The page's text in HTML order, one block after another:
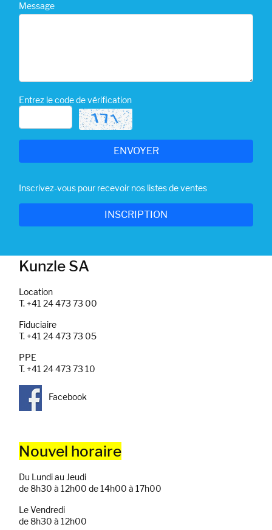
Message
Entrez le code de vérification
Inscrivez-vous pour recevoir nos listes de ventes
Kunzle SA
Location
T. +41 24 473 73 00
Fiduciaire
T. +41 24 473 73 05
PPE
T. +41 24 473 73 10
Facebook
Nouvel horaire
Du Lundi au Jeudi
de 8h30 à 12h00 de 14h00 à 17h00
Le Vendredi
de 8h30 à 12h00